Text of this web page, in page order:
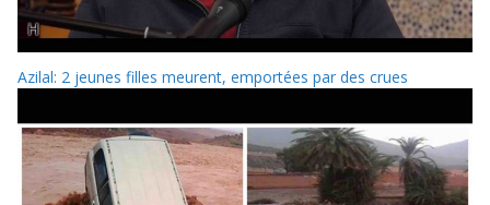
Azilal: 2 jeunes filles meurent, emportées par des crues